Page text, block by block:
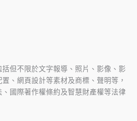
但不限於文字報導、照片、影像、影
、網頁設計等素材及商標、聲明等，
國際著作權條約及智慧財產權等法律